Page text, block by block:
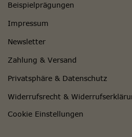
Beispielprägungen
Impressum
Newsletter
Zahlung & Versand
Privatsphäre & Datenschutz
Widerrufsrecht &
Cookie Einstellungen